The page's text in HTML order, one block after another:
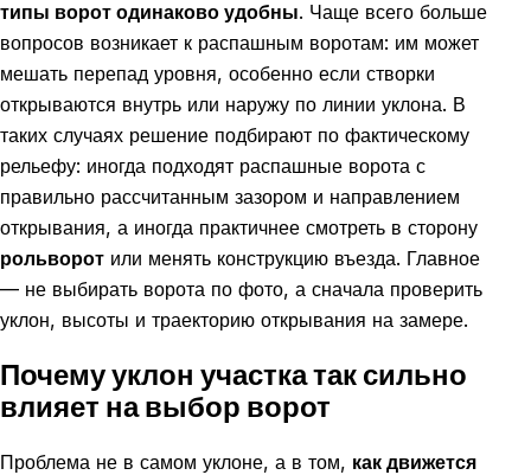
типы ворот одинаково удобны. Чаще всего больше
вопросов возникает к распашным воротам: им может
мешать перепад уровня, особенно если створки
открываются внутрь или наружу по линии уклона. В
таких случаях решение подбирают по фактическому
рельефу: иногда подходят распашные ворота с
правильно рассчитанным зазором и направлением
открывания, а иногда практичнее смотреть в сторону
рольворот или менять конструкцию въезда. Главное
— не выбирать ворота по фото, а сначала проверить
уклон, высоты и траекторию открывания на замере.
Почему уклон участка так сильно
влияет на выбор ворот
Проблема не в самом уклоне, а в том, как движется